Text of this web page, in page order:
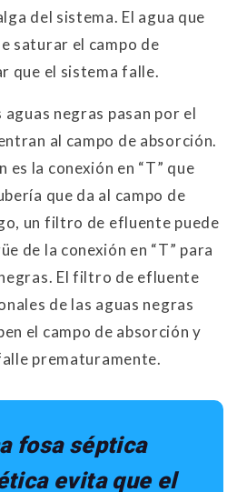
del sistema. El agua que
saturar el campo de
que el sistema falle.
negras pasan por el
al campo de absorción.
es la conexión en “T” que
que da al campo de
un filtro de efluente puede
de la conexión en “T” para
El filtro de efluente
de las aguas negras
el campo de absorción y
prematuramente.
fosa séptica
evita que el